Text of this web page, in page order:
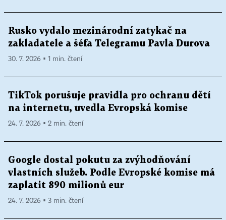
Rusko vydalo mezinárodní zatykač na
zakladatele a šéfa Telegramu Pavla Durova
30. 7. 2026 ▪ 1 min. čtení
TikTok porušuje pravidla pro ochranu dětí
na internetu, uvedla Evropská komise
24. 7. 2026 ▪ 2 min. čtení
Google dostal pokutu za zvýhodňování
vlastních služeb. Podle Evropské komise má
zaplatit 890 milionů eur
24. 7. 2026 ▪ 3 min. čtení